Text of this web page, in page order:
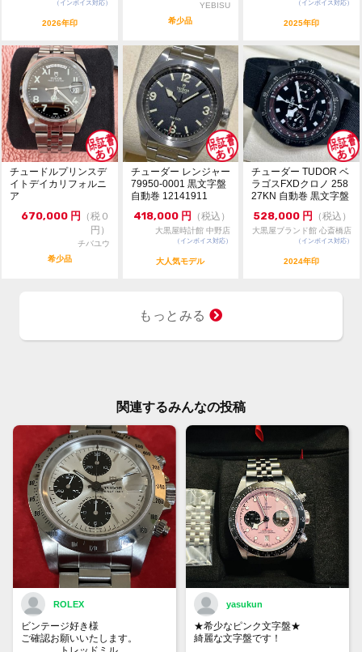
（インボイス対応）
2026年印
YEBISU
希少品
（インボイス対応）
2025年印
チュードルプリンスデ
イトデイカリフォルニ
ア
670,000 円 （税０
円）
チバユウ
希少品
チューダー レンジャー
79950-0001 黒文字盤
自動巻 12141911
418,000 円 （税込）
大黒屋時計館 中野店
（インボイス対応）
大人気モデル
チューダー TUDOR ベ
ラゴスFXDクロノ 258
27KN 自動巻 黒文字盤
528,000 円 （税込）
大黒屋ブランド館 心斎橋店
（インボイス対応）
2024年印
もっとみる
関連するみんなの投稿
ROLEX
ビンテージ好き様
ご確認お願いいたします。
yasukun
★希少なピンク文字盤★
綺麗な文字盤です！